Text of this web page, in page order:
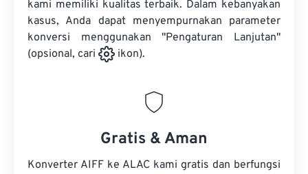
kami memiliki kualitas terbaik. Dalam kebanyakan
kasus, Anda dapat menyempurnakan parameter
konversi menggunakan "Pengaturan Lanjutan"
(opsional, cari
ikon).
Gratis & Aman
Konverter AIFF ke ALAC kami gratis dan berfungsi